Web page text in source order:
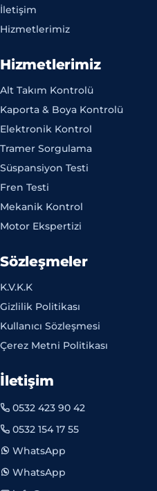
İletişim
Hizmetlerimiz
Hizmetlerimiz
Alt Takım Kontrolü
Kaporta & Boya Kontrolü
Elektronik Kontrol
Tramer Sorgulama
Süspansiyon Testi
Fren Testi
Mekanik Kontrol
Motor Ekspertizi
Sözleşmeler
K.V.K.K
Gizlilik Politikası
Kullanıcı Sözleşmesi
Çerez Metni Politikası
İletişim
0532 423 90 42
0532 154 17 55
WhatsApp
WhatsApp